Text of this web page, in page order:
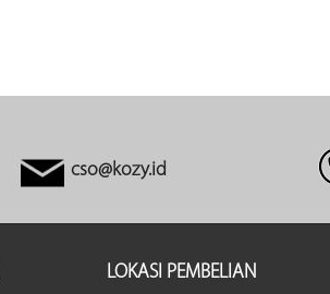
cso@kozy.id
LOKASI PEMBELIAN